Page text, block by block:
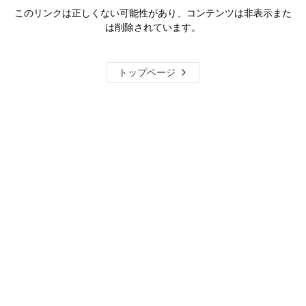
このリンクは正しくない可能性があり、コンテンツは非表示また
は削除されています。
トップページ